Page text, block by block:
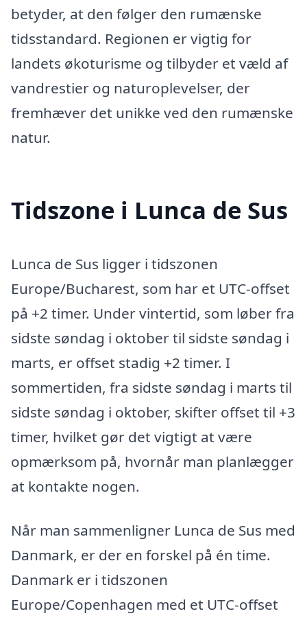
betyder, at den følger den rumænske
tidsstandard. Regionen er vigtig for
landets økoturisme og tilbyder et væld af
vandrestier og naturoplevelser, der
fremhæver det unikke ved den rumænske
natur.
Tidszone i Lunca de Sus
Lunca de Sus ligger i tidszonen
Europe/Bucharest, som har et UTC-offset
på +2 timer. Under vintertid, som løber fra
sidste søndag i oktober til sidste søndag i
marts, er offset stadig +2 timer. I
sommertiden, fra sidste søndag i marts til
sidste søndag i oktober, skifter offset til +3
timer, hvilket gør det vigtigt at være
opmærksom på, hvornår man planlægger
at kontakte nogen.
Når man sammenligner Lunca de Sus med
Danmark, er der en forskel på én time.
Danmark er i tidszonen
Europe/Copenhagen med et UTC-offset